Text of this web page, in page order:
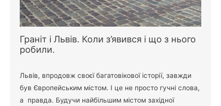
Граніт і Львів. Коли з’явився і що з нього
робили.
Львів, впродовж своєї багатовікової історії, завжди
був Європейським містом. І це не просто гучні слова,
а правда. Будучи найбільшим містом західної